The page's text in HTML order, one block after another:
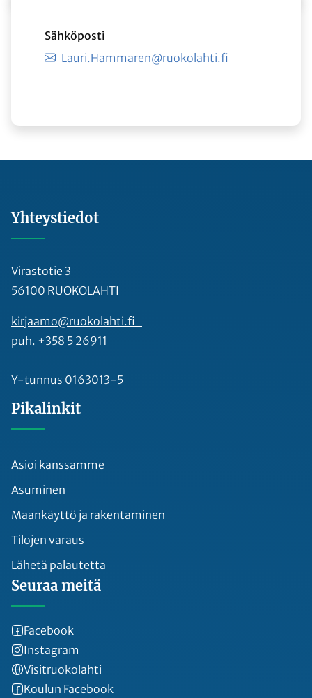
Sähköposti
Lauri.Hammaren@ruokolahti.fi
Yhteystiedot
Virastotie 3
56100 RUOKOLAHTI
kirjaamo@ruokolahti.fi
puh. +358 5 26911
Y-tunnus 0163013-5
Pikalinkit
Asioi kanssamme
Asuminen
Maankäyttö ja rakentaminen
Tilojen varaus
Lähetä palautetta
Seuraa meitä
Facebook
Instagram
Visitruokolahti
Koulun Facebook